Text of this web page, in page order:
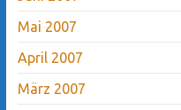
Mai 2007
April 2007
März 2007